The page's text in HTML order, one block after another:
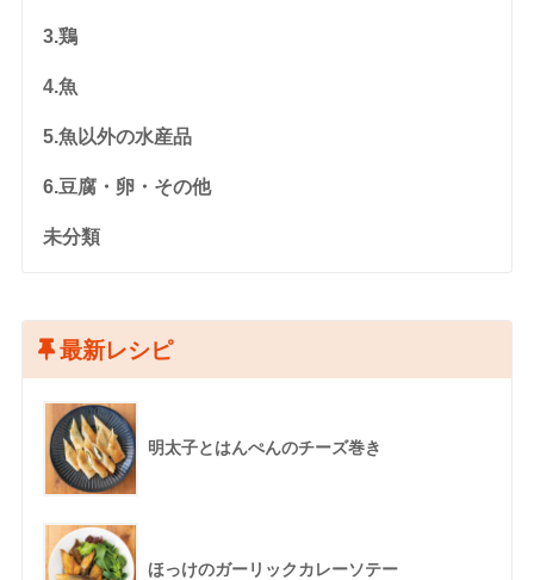
3.鶏
4.魚
5.魚以外の水産品
6.豆腐・卵・その他
未分類
最新レシピ
明太子とはんぺんのチーズ巻き
ほっけのガーリックカレーソテー